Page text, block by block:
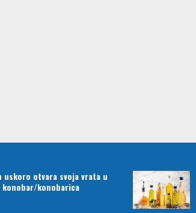
uskoro otvara svoja vrata u
konobarica